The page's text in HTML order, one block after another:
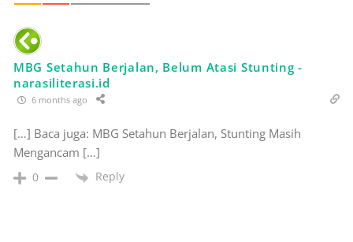
MBG Setahun Berjalan, Belum Atasi Stunting -
narasiliterasi.id
6 months ago
[…] Baca juga: MBG Setahun Berjalan, Stunting Masih
Mengancam […]
0 Reply